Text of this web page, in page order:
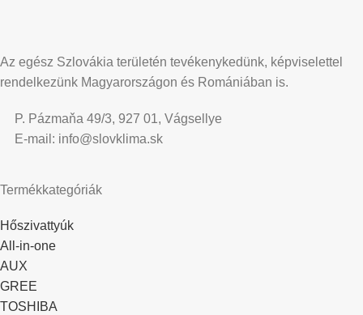
Az egész Szlovákia területén tevékenykedünk, képviselettel
rendelkezünk Magyarországon és Romániában is.
P. Pázmaňa 49/3, 927 01, Vágsellye
E-mail: info@slovklima.sk
Termékkategóriák
Hőszivattyúk
All-in-one
AUX
GREE
TOSHIBA